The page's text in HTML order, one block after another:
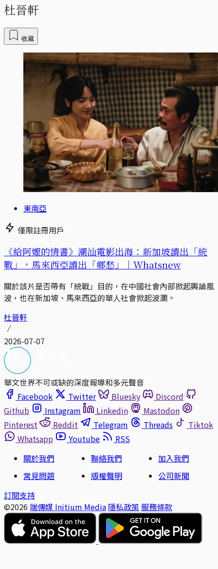
杜晉軒
收藏
東南亞
僅限註冊用戶
《給阿嬤的情書》潮汕電影出海：新加坡讀出「統
戰」，馬來西亞讀出「鄉愁」｜Whatsnew
關於該片是否帶有「統戰」目的，在中國社會內部掀起輿論風
波，也在新加坡、馬來西亞的華人社會掀起波瀾。
杜晉軒
2026-07-07
華文世界不可或缺的深度報導和多元聲音
Facebook
Twitter Bluesky
Discord
Github
Instagram Linkedin
Mastodon
Pinterest
Reddit Telegram Threads
Tiktok
Whatsapp
Youtube
RSS
關於我們
聯絡我們
加入我們
常見問題
版權聲明
公司新聞
訂閱支持
©2026 端傳媒 Initium Media 隱私政策 服務條款